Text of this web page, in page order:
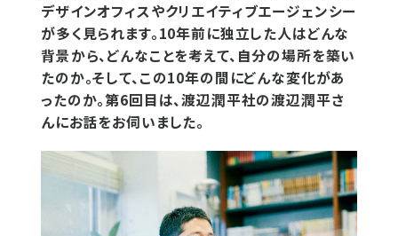
デザインオフィスやクリエイティブエージェンシー
が多く見られます。10年前に独立した人はどんな
背景から、どんなことを考えて、自分の場所を築い
たのか。そして、この10年の間にどんな変化があ
ったのか。第6回目は、渡辺潤平社の渡辺潤平さ
んにお話をお伺いました。